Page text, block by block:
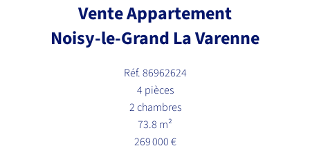
Vente Appartement
Noisy-le-Grand La Varenne
Réf. 86962624
4 pièces
2 chambres
73.8 m²
269 000 €